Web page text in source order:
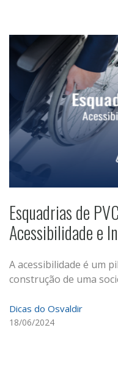
Esquadrias de
Acessibilidade e
A acessibilidade é um
construção de uma
Dicas do Osvaldir
18/06/2024